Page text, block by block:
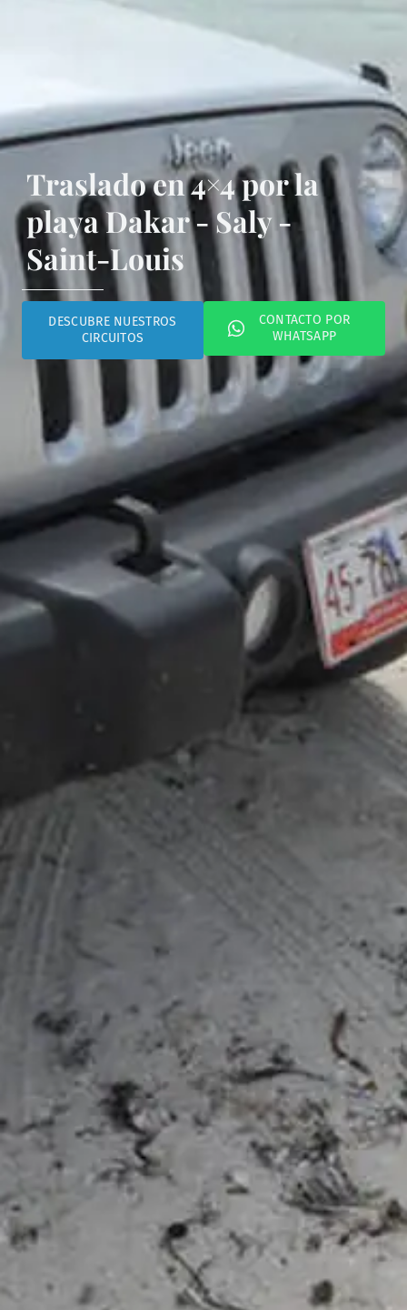
Traslado en 4×4 por la
playa Dakar - Saly -
Saint-Louis
DESCUBRE NUESTROS
CIRCUITOS
CONTACTO POR
WHATSAPP